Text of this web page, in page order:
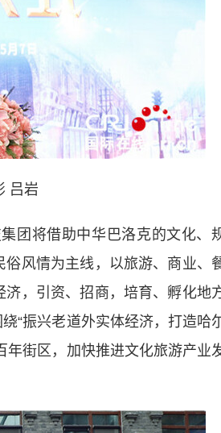
吕岩
团将借助中华巴洛克的文化、
风情为主线，以旅游、商业、
，引资、招商，培育、孵化地
“振兴老道外实体经济，打造哈
年街区，加快推进文化旅游产业